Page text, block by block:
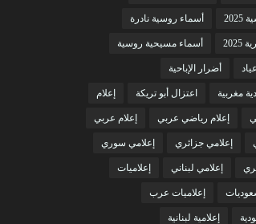
أسماء روسية نادرة
أسماء مسيحية روسية
أضرار الإباحية
مغربية اعتزال أبو تريكة إعلام
إعلام رياضي عربي إعلام عربي
إعلامي جزائري إعلامي سوري
إعلامي لبناني إعلاميات
إعلاميات عرب
إعلامية لبنانية